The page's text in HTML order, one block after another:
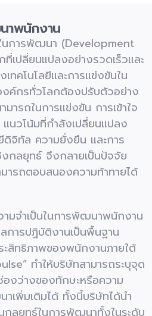
าพนักงาน
ในการพัฒนา (Development
ที่เปลี่ยนแปลงอย่างรวดเร็วและ
ทคโนโลยีและการแข่งขันใน
ค์กรทั่วโลกต้องปรับตัวอย่าง
ารถในการแข่งขัน การเข้าใจ
นวโน้มที่กำลังเปลี่ยนแปลง
ดิจิทัล ความยั่งยืน และการ
กลยุทธ์ จึงกลายเป็นปัจจัย
รถตอบสนองความท้าทายได้
ามจำเป็นในการพัฒนาพนักงาน
ารปฏิบัติงานเป็นพื้นฐาน
ะสิทธิภาพของพนักงานภายใต้
ทำให้บริษัทสามารถระบุจุด
งว่างของทักษะหรือความ
เพิ่มเติมได้ ทั้งนี้บริษัทได้นำ